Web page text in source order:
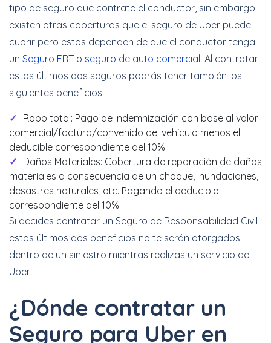
tipo de seguro que contrate el conductor, sin embargo
existen otras coberturas que el seguro de Uber puede
cubrir pero estos dependen de que el conductor tenga
un Seguro ERT o seguro de auto comercial. Al contratar
estos últimos dos seguros podrás tener también los
siguientes beneficios:
Robo total: Pago de indemnización con base al valor
comercial/factura/convenido del vehículo menos el
deducible correspondiente del 10%
Daños Materiales: Cobertura de reparación de daños
materiales a consecuencia de un choque, inundaciones,
desastres naturales, etc. Pagando el deducible
correspondiente del 10%
Si decides contratar un Seguro de Responsabilidad Civil
estos últimos dos beneficios no te serán otorgados
dentro de un siniestro mientras realizas un servicio de
Uber.
¿Dónde contratar un
Seguro para Uber en